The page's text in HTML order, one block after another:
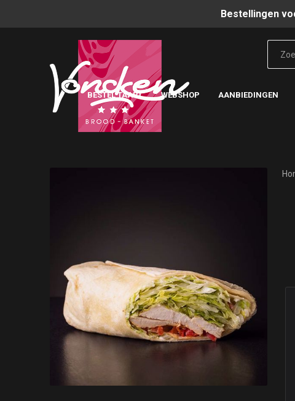
Bestellingen
BESTEL TAART WEBSHOP AANBIEDINGEN